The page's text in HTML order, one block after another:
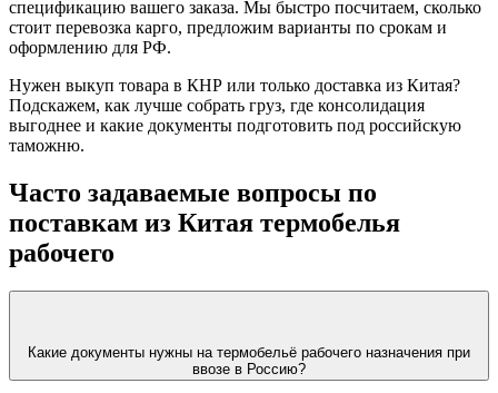
спецификацию вашего заказа. Мы быстро посчитаем, сколько
стоит перевозка карго, предложим варианты по срокам и
оформлению для РФ.
Нужен выкуп товара в КНР или только доставка из Китая?
Подскажем, как лучше собрать груз, где консолидация
выгоднее и какие документы подготовить под российскую
таможню.
Часто задаваемые вопросы по
поставкам из Китая термобелья
рабочего
Какие документы нужны на термобельё рабочего назначения при
ввозе в Россию?